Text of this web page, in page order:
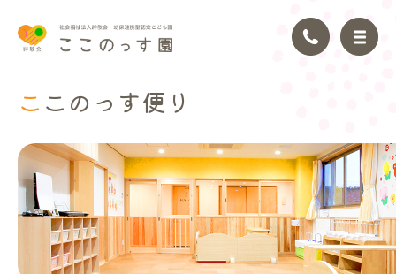
トップページ
園の理念
園の紹介
園の生活
ここのっ す便り